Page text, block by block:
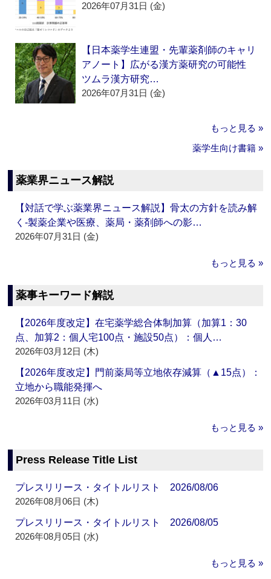
2026年07月31日 (金)
【日本薬学生連盟・先輩薬剤師のキャリ
アノート】広がる漢方薬研究の可能性
ツムラ漢方研究…
2026年07月31日 (金)
もっと見る »
薬学生向け書籍 »
薬業界ニュース解説
【対話で学ぶ薬業界ニュース解説】骨太の方針を読み解
く‐製薬企業や医療、薬局・薬剤師への影…
2026年07月31日 (金)
もっと見る »
薬事キーワード解説
【2026年度改定】在宅薬学総合体制加算（加算1：30
点、加算2：個人宅100点・施設50点）：個人…
2026年03月12日 (木)
【2026年度改定】門前薬局等立地依存減算（▲15点）：
立地から職能発揮へ
2026年03月11日 (水)
もっと見る »
Press Release Title List
プレスリリース・タイトルリスト 2026/08/06
2026年08月06日 (木)
プレスリリース・タイトルリスト 2026/08/05
2026年08月05日 (水)
もっと見る »